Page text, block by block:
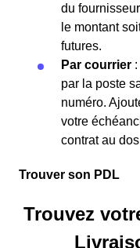
du
le montant
futures.
Par courrier
par la poste
numéro.
votre
contrat au
Trouver son PDL